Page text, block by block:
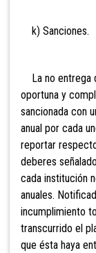
k) Sanciones.
La no entrega
oportuna y
sancionada con
anual por cada
reportar
deberes
cada institución
anuales.
incumplimiento
transcurrido el
que ésta haya